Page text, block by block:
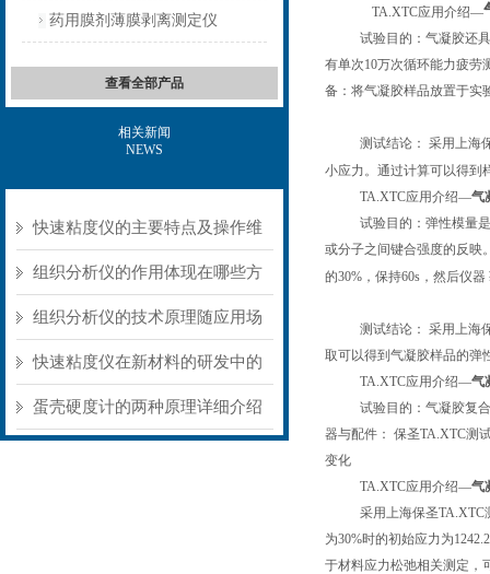
药用膜剂薄膜剥离测定仪
查看全部产品
相关新闻
NEWS
快速粘度仪的主要特点及操作维
护方式
组织分析仪的作用体现在哪些方
面？
组织分析仪的技术原理随应用场
景不同存在明显差异
快速粘度仪在新材料的研发中的
应用
蛋壳硬度计的两种原理详细介绍
TA.XTC应用介绍—
试验目的：气凝胶还
有单次10万次循环能力疲劳
备：将气凝胶样品放置于实
测试结论： 采用上海
小应力。通过计算可以得到
TA.XTC应用介绍—气
试验目的：弹性模量
或分子之间键合强度的反映
的30% ，保持60s ，然后仪
测试结论： 采用上海
取可以得到气凝胶样品的弹
TA.XTC应用介绍—气
试验目的：气凝胶复
器与配件： 保圣TA.XTC测
变化
TA.XTC应用介绍—气
采用上海保圣TA.XTC
为30%时的初始应力为
于材料应力松弛相关测定，